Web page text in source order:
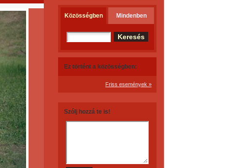
Közösségben Mindenben
Ez történt a közösségben:
Friss események »
Szólj hozzá te is!